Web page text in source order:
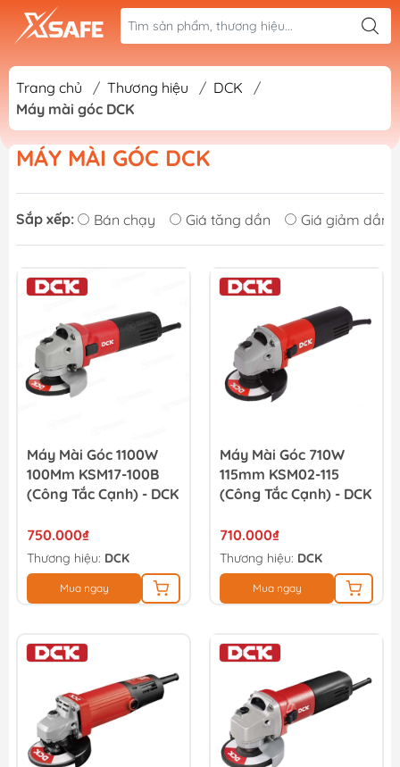
Trang chủ / Thương hiệu / DCK
/
Máy mài góc DCK
MÁY MÀI GÓC DCK
Sắp xếp: Bán chạy Giá tăng dần Giá giảm dần
Máy Mài Góc 1100W
100Mm KSM17-100B
(công Tắc Cạnh) - DCK
750.000₫
Thương hiệu: DCK
Mua ngay
Máy Mài Góc 710W
115mm KSM02-115
(công Tắc Cạnh) - DCK
710.000₫
Thương hiệu: DCK
Mua ngay